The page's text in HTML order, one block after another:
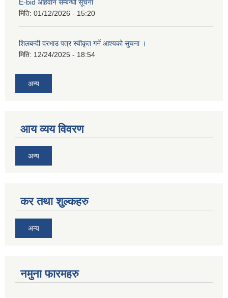
E-bid आहवान सम्बन्धी सूचना
मिति: 01/12/2026 - 15:20
शिलबन्दी दरभाउ पत्र स्वीकृत गर्ने आश्यको सुचना ।
मिति: 12/24/2025 - 18:54
अन्य
आय व्यय विवरण
अन्य
कर तथा शुल्कहरु
अन्य
नमुना फारमहरु